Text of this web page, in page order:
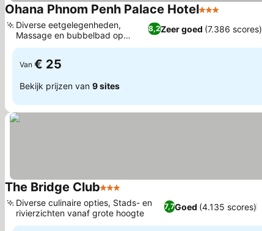
Ohana Phnom Penh Palace Hotel3 Sterren
8,2Zeer goed (7.386 scores)
Diverse eetgelegenheden,
Massage en bubbelbad op
locatie
Van € 25
Bekijk prijzen van 9 sites
The Bridge Club3 Sterren
7,7Goed (4.135 scores)
Diverse culinaire opties, Stads- en
rivierzichten vanaf grote hoogte